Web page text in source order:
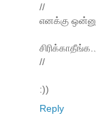
//
எனக்கு
//
:))
Reply